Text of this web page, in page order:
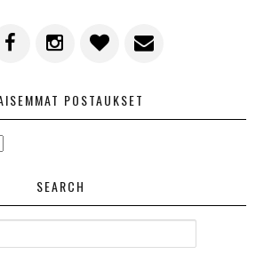
POSTAUKSET
SEARCH